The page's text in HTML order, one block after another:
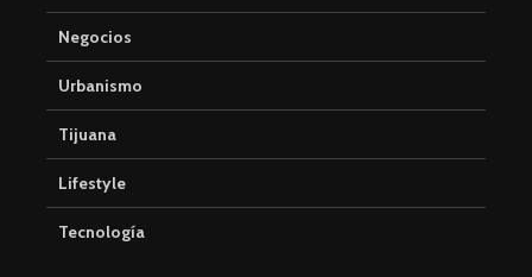
Negocios
Urbanismo
Tijuana
Lifestyle
Tecnología